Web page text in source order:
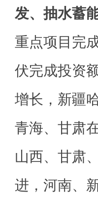
发、抽水蓄
重点项目完
伏完成投资
增长，新疆
青海、甘肃
山西、甘肃
进，河南、